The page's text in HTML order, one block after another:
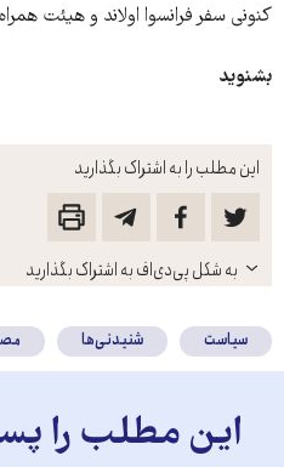
این مطلب را به اشتراک بگذارید
باز
کنید
به شکل پی‌دی‌اف به اشتراک بگذارید
کنونی سفر فرانسوا اولاند و هیئت
بشنوید
سیاست شنیدنی‌ها
این مطلب را